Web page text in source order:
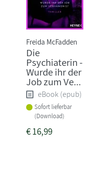
Freida McFadden
Die
Psychiaterin -
Wurde ihr der
Job zum Ve...
eBook (epub)
Sofort lieferbar
(Download)
€16,99